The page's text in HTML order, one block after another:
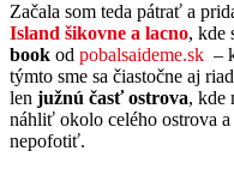
Začala som teda pátrať a
Island šikovne a lacno, kde
book od pobalsaideme.sk –
týmto sme sa čiastočne aj
len južnú časť ostrova, kde
náhliť okolo celého ostrova
nepofotiť.